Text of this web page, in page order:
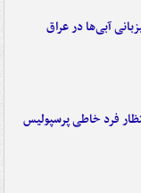
فرد خاطی پرسپولیس